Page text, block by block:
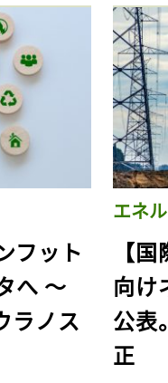
フット
へ 〜
ラノス
エネ
【
向け
公表
正